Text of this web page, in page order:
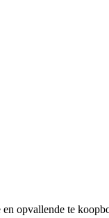
opvallende te